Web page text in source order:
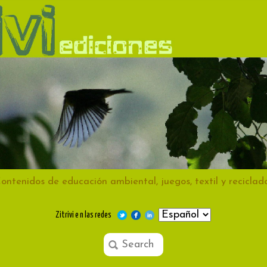
de educación ambiental, juegos, textil y
Zitrivi e n las redes